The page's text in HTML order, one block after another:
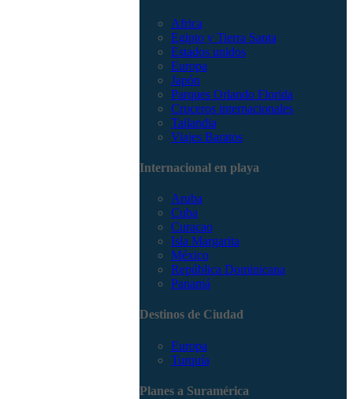
Africa
Egipto y Tierra Santa
Estados unidos
Europa
Japón
Parques Orlando Florida
Cruceros internacionales
Tailandia
Viajes Baratos
Internacional en playa
Aruba
Cuba
Curacao
Isla Margarita
México
República Dominicana
Panamá
Destinos de Ciudad
Europa
Turquía
Planes a Suramérica